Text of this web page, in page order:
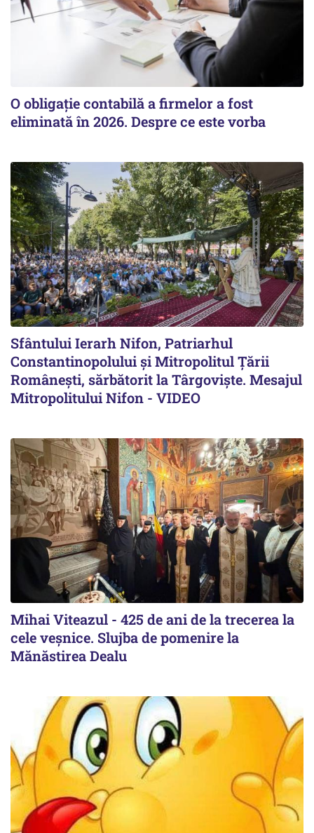
O obligație contabilă a firmelor a fost
eliminată în 2026. Despre ce este vorba
Sfântului Ierarh Nifon, Patriarhul
Constantinopolului și Mitropolitul Țării
Românești, sărbătorit la Târgoviște. Mesajul
Mitropolitului Nifon - VIDEO
Mihai Viteazul - 425 de ani de la trecerea la
cele veșnice. Slujba de pomenire la
Mănăstirea Dealu